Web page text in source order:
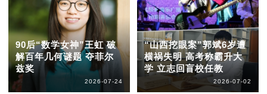
90后“数学女神”王虹 破
解百年几何谜题 夺菲尔
兹奖
2026-07-24
“山西挖眼案”郭斌6岁遭
横祸失明 高考称霸升大
学 立志回盲校任教
2026-07-02